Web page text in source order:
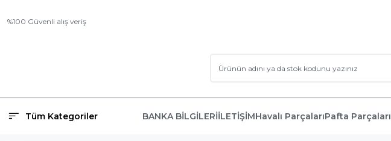
%100 Güvenli alış veriş
Tüm Kategoriler BANKA BİLGİLERİİLETİŞİMHavalı ParçalarıPafta Parçaları